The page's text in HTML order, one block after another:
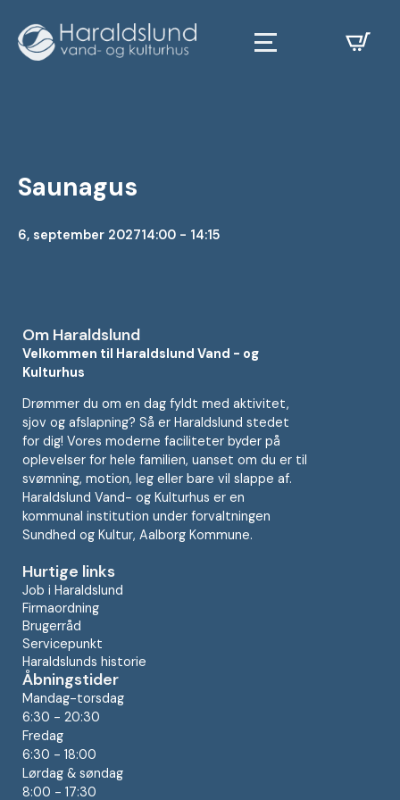
Saunagus
6, september 202714:00 - 14:15
Om Haraldslund
Velkommen til Haraldslund Vand - og
Kulturhus
Drømmer du om en dag fyldt med aktivitet,
sjov og afslapning? Så er Haraldslund stedet
for dig! Vores moderne faciliteter byder på
oplevelser for hele familien, uanset om du er til
svømning, motion, leg eller bare vil slappe af.
Haraldslund Vand- og Kulturhus er en
kommunal institution under forvaltningen
Sundhed og Kultur, Aalborg Kommune.
Hurtige links
Job i Haraldslund
Firmaordning
Brugerråd
Servicepunkt
Haraldslunds historie
Åbningstider
Mandag-torsdag
6:30 - 20:30
Fredag
6:30 - 18:00
Lørdag & søndag
8:00 - 17:30